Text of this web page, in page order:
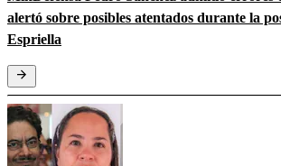
alertó sobre posibles atentados durante la
Espriella